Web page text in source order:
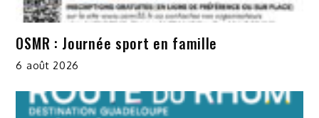
OSMR : Journée sport en famille
6 août 2026